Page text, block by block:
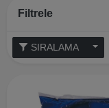
Filtrele